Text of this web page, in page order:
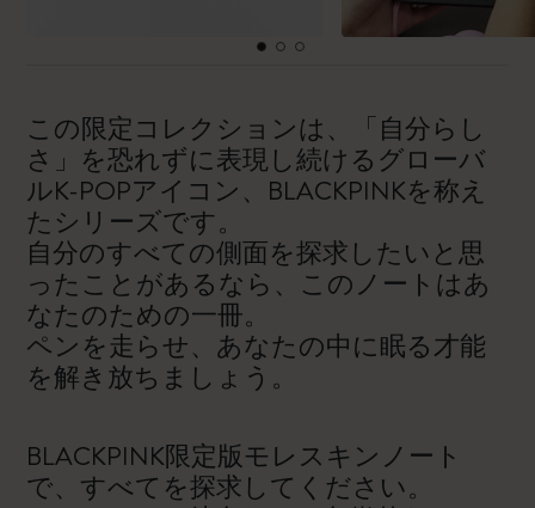
この限定コレクションは、「自分らし
さ」を恐れずに表現し続けるグローバ
ルK-POPアイコン、BLACKPINKを称え
たシリーズです。
自分のすべての側面を探求したいと思
ったことがあるなら、このノートはあ
なたのための一冊。
ペンを走らせ、あなたの中に眠る才能
を解き放ちましょう。
BLACKPINK限定版モレスキンノート
で、すべてを探求してください。